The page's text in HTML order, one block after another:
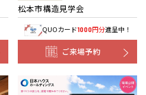
松本市構造見学会
QUOカード1000円分進呈中！
ご来場予約